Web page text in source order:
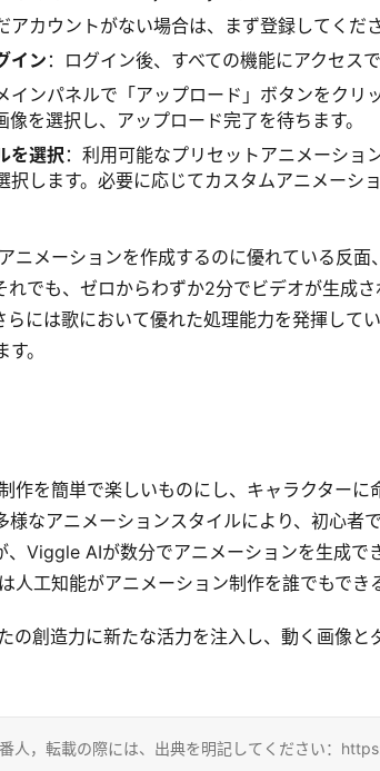
アカウントがない場合は、まず登録してくださ
イン ：ログイン後、すべての機能にアクセスで
インパネルで「アップロード」ボタンをクリ
像を選択し、アップロード完了を待ちます。
を選択 ：利用可能なプリセットアニメーショ
択します。必要に応じてカスタムアニメーシ
ニメーションを作成するのに優れている反
れでも、ゼロからわずか2分でビデオが生成
らには歌において優れた処理能力を発揮して
。
作を簡単で楽しいものにし、キャラクターに
様なアニメーションスタイルにより、初心者
、Viggle AIが数分でアニメーションを生成で
人工知能がアニメーション制作を誰でもでき
の創造力に新たな活力を注入し、動く画像
人，転載の際には、出典を明記してください：